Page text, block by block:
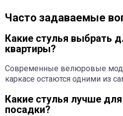
Часто задаваемые
Какие стулья выбрать
квартиры?
Современные велюровые
каркасе остаются одними из
Какие стулья лучше
посадки?